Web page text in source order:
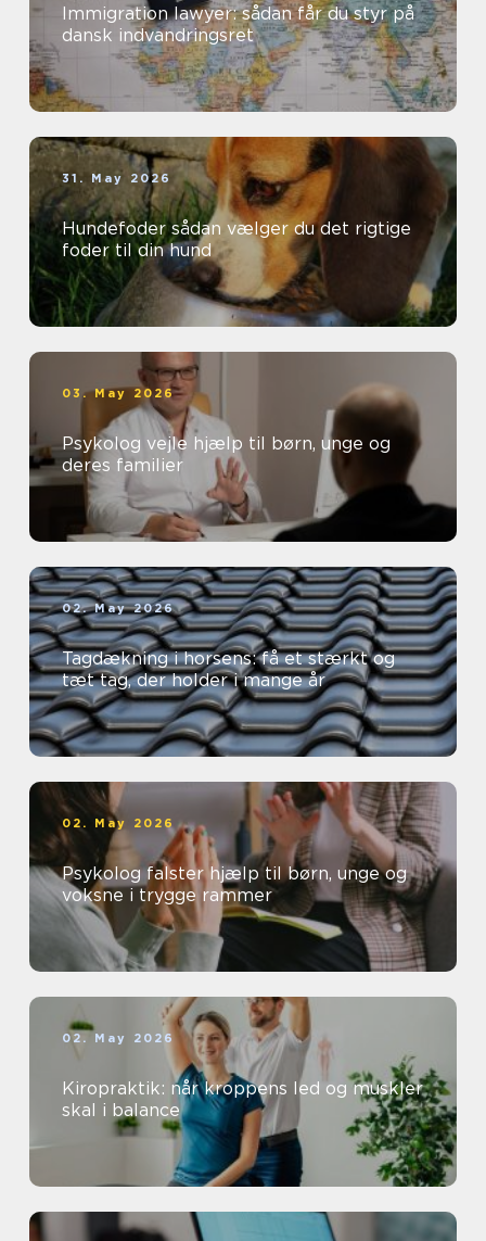
Immigration lawyer: sådan får du styr på
dansk indvandringsret
31. May 2026
Hundefoder sådan vælger du det rigtige
foder til din hund
03. May 2026
Psykolog vejle hjælp til børn, unge og
deres familier
02. May 2026
Tagdækning i horsens: få et stærkt og
tæt tag, der holder i mange år
02. May 2026
Psykolog falster hjælp til børn, unge og
voksne i trygge rammer
02. May 2026
Kiropraktik: når kroppens led og muskler
skal i balance